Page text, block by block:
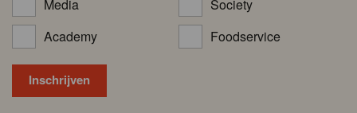
Media
Society
Academy
Foodservice